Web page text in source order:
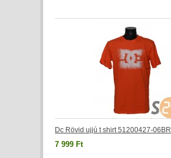
Dc Rövid ujjú t shirt 51200427-06BR
7 999 Ft